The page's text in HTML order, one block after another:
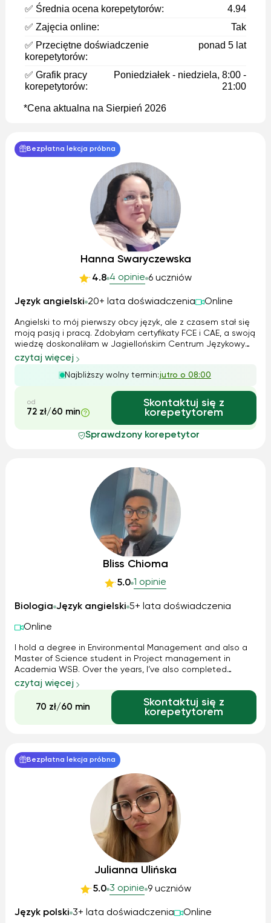
✅ Średnia ocena korepetytorów:
4.94
✅ Zajęcia online:
Tak
✅ Przeciętne doświadczenie
korepetytorów:
ponad 5 lat
✅ Grafik pracy
korepetytorów:
Poniedziałek - niedziela, 8:00 -
21:00
*Cena aktualna na Sierpień 2026
Bezpłatna lekcja próbna
Hanna Swaryczewska
4.8 4 opinie 6 uczniów
Język angielski 20+ lata doświadczenia Online
Angielski to mój pierwszy obcy język, ale z czasem stał się
moją pasją i pracą. Zdobyłam certyfikaty FCE i CAE, a swoją
wiedzę doskonaliłam w Jagiellońskim Centrum Językowym.
Pracowałam zarówno z dziećmi, jak i dorosłymi – od zajęć
indywidualnych po kursy dla korporacji. W nauczaniu łączę
metodę Cal...
czytaj więcej
Najbliższy wolny termin:jutro o 08:00
od
72 zł/60 min
Skontaktuj się z
korepetytorem
Sprawdzony korepetytor
Bliss Chioma
5.0 1 opinie
Biologia Język angielski 5+ lata doświadczenia
Online
I hold a degree in Environmental Management and also a
Master of Science student in Project management in
Academia WSB. Over the years, I’ve also completed
several additional trainings in leadership which have helped
me stay current with modern educational practices. My
teaching method is student-c...
czytaj więcej
70 zł/60 min
Skontaktuj się z
korepetytorem
Bezpłatna lekcja próbna
Julianna Ulińska
5.0 3 opinie 9 uczniów
Język polski 3+ lata doświadczenia Online